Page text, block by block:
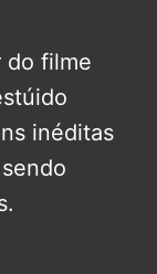
do filme
inéditas